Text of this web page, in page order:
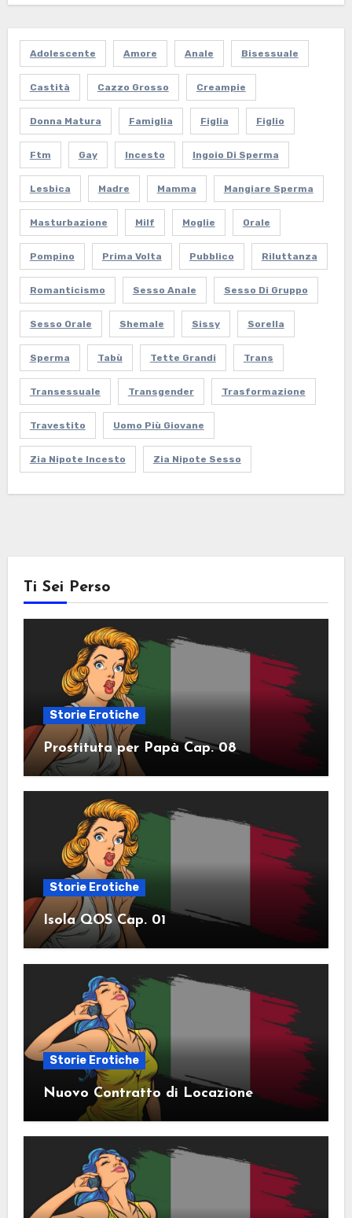
Adolescente Amore Anale Bisessuale
Castità Cazzo Grosso Creampie
Donna Matura Famiglia Figlia Figlio
Ftm Gay Incesto Ingoio Di Sperma
Lesbica Madre Mamma Mangiare Sperma
Masturbazione Milf Moglie Orale
Pompino Prima Volta Pubblico Riluttanza
Romanticismo Sesso Anale Sesso Di Gruppo
Sesso Orale Shemale Sissy Sorella
Sperma Tabù Tette Grandi Trans
Transessuale Transgender Trasformazione
Travestito Uomo Più Giovane
Zia Nipote Incesto Zia Nipote Sesso
Ti Sei Perso
Storie Erotiche
Prostituta per Papà Cap. 08
Storie Erotiche
Isola QOS Cap. 01
Storie Erotiche
Nuovo Contratto di Locazione